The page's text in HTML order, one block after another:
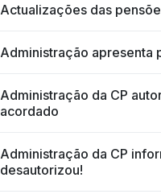
Actualizações das
Administração apresenta
Administração da CP
acordado
Administração da CP
desautorizou!